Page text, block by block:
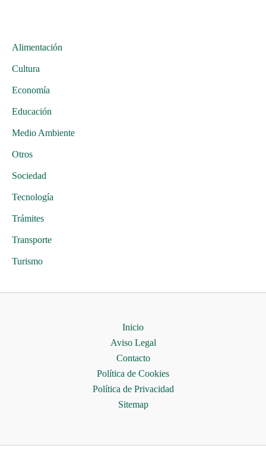
Alimentación
Cultura
Economía
Educación
Medio Ambiente
Otros
Sociedad
Tecnología
Trámites
Transporte
Turismo
Inicio
Aviso Legal
Contacto
Política de Cookies
Política de Privacidad
Sitemap